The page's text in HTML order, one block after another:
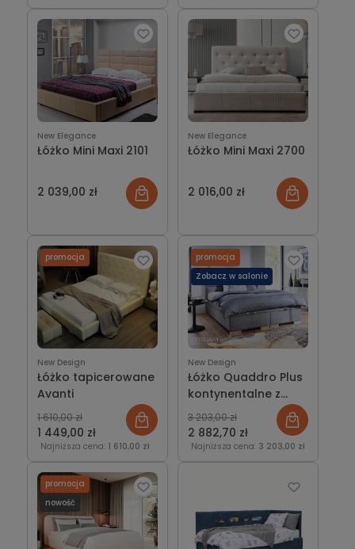
New Elegance
Łóżko Mini Maxi 2101
2 039,00 zł
New Elegance
Łóżko Mini Maxi 2700
2 016,00 zł
New Design
Łóżko tapicerowane
Avanti
1 449,00 zł
1 610,00 zł
Najniższa cena: 1 610,00 zł
promocja
New Design
Łóżko Quaddro Plus
kontynentalne z
pojemnikiem lub bez
2 882,70 zł
3 203,00 zł
Najniższa cena: 3 203,00 zł
promocja
Zobacz w salonie
promocja
nowość